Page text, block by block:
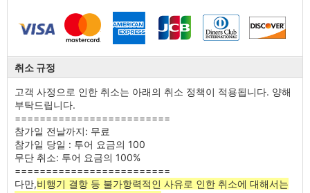
취소 규정
고객 사정으로 인한 취소는 아래의 취소 정책이 적용됩니다. 양해
부탁드립니다.
=========================
참가일 전날까지: 무료
참가일 당일 : 투어 요금의 100
무단 취소: 투어 요금의 100%
=========================
다만,비행기 결항 등 불가항력적인 사유로 인한 취소에 대해서는